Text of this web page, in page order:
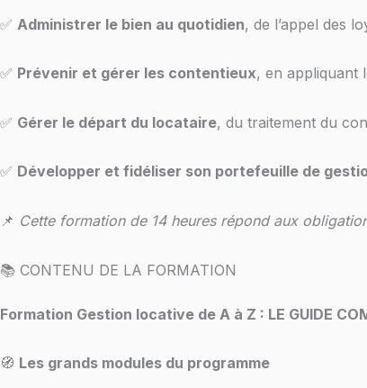
✅ Administrer le bien au quotidien, de l’appel des
✅ Prévenir et gérer les contentieux, en appliquant
✅ Gérer le départ du locataire, du traitement du
✅ Développer et fidéliser son portefeuille de
📌 Cette formation de 14 heures répond aux
📚 CONTENU DE LA FORMATION
Formation Gestion locative de A à Z : LE GUIDE
🧭 Les grands modules du programme